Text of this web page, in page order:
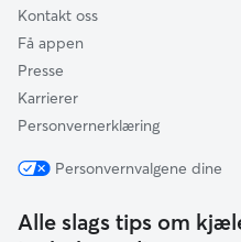
Kontakt oss
Få appen
Presse
Karrierer
Personvernerklæring
Personvernvalgene dine
Alle slags tips om